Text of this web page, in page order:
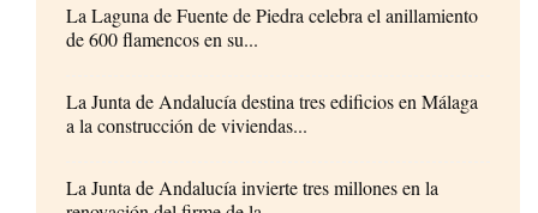
La Laguna de Fuente de Piedra celebra el anillamiento
de 600 flamencos en su...
La Junta de Andalucía destina tres edificios en Málaga
a la construcción de viviendas...
La Junta de Andalucía invierte tres millones en la